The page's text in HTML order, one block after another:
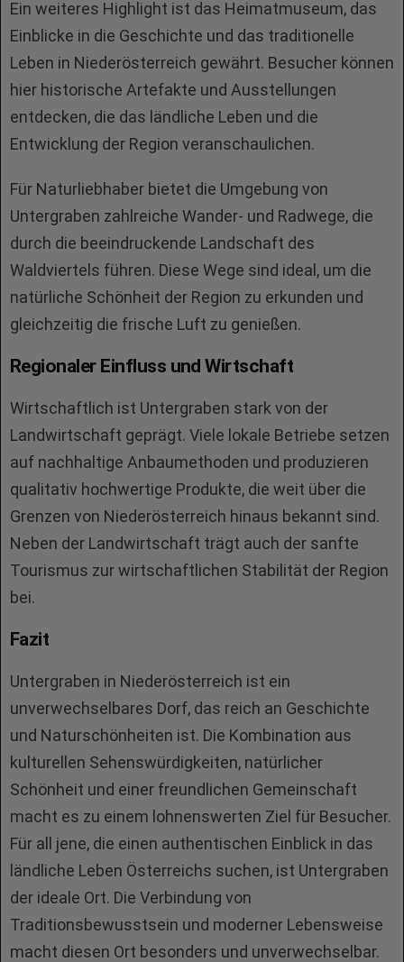
Ein weiteres Highlight ist das Heimatmuseum, das
Einblicke in die Geschichte und das traditionelle
Leben in Niederösterreich gewährt. Besucher können
hier historische Artefakte und Ausstellungen
entdecken, die das ländliche Leben und die
Entwicklung der Region veranschaulichen.
Für Naturliebhaber bietet die Umgebung von
Untergraben zahlreiche Wander- und Radwege, die
durch die beeindruckende Landschaft des
Waldviertels führen. Diese Wege sind ideal, um die
natürliche Schönheit der Region zu erkunden und
gleichzeitig die frische Luft zu genießen.
Regionaler Einfluss und Wirtschaft
Wirtschaftlich ist Untergraben stark von der
Landwirtschaft geprägt. Viele lokale Betriebe setzen
auf nachhaltige Anbaumethoden und produzieren
qualitativ hochwertige Produkte, die weit über die
Grenzen von Niederösterreich hinaus bekannt sind.
Neben der Landwirtschaft trägt auch der sanfte
Tourismus zur wirtschaftlichen Stabilität der Region
bei.
Fazit
Untergraben in Niederösterreich ist ein
unverwechselbares Dorf, das reich an Geschichte
und Naturschönheiten ist. Die Kombination aus
kulturellen Sehenswürdigkeiten, natürlicher
Schönheit und einer freundlichen Gemeinschaft
macht es zu einem lohnenswerten Ziel für Besucher.
Für all jene, die einen authentischen Einblick in das
ländliche Leben Österreichs suchen, ist Untergraben
der ideale Ort. Die Verbindung von
Traditionsbewusstsein und moderner Lebensweise
macht diesen Ort besonders und unverwechselbar.